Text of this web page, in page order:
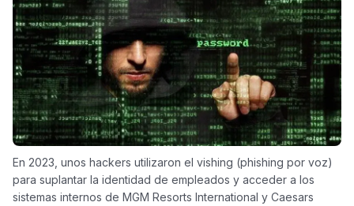
En 2023, unos hackers utilizaron el vishing (phishing por voz)
para suplantar la identidad de empleados y acceder a los
sistemas internos de MGM Resorts International y Caesars